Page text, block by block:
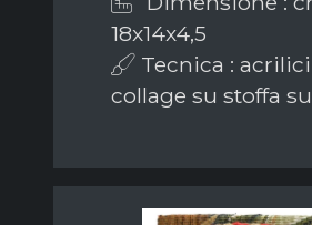
18x14x4,5
Tecnica :
collage su stoffa